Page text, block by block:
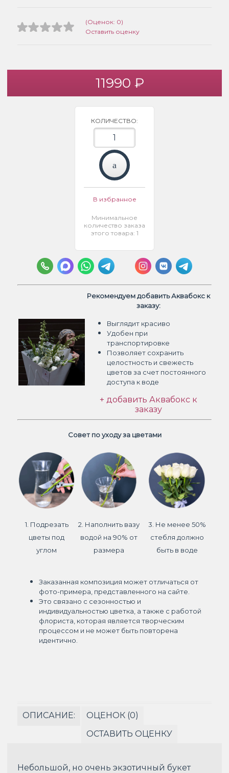
(Оценок: 0)
Оставить оценку
11990 ₽
КОЛИЧЕСТВО:
В избранное
Минимальное
количество заказа
этого товара: 1
Рекомендуем добавить Аквабокс к
заказу:
Выглядит красиво
Удобен при
транспортировке
Позволяет сохранить
целостность и свежесть
цветов за счет постоянного
доступа к воде
+ добавить Аквабокс к
заказу
Совет по уходу за цветами
1. Подрезать
цветы под
углом
2. Наполнить вазу
водой на 90% от
размера
3. Не менее 50%
стебля должно
быть в воде
Заказанная композиция может отличаться от
фото-примера, представленного на сайте.
Это связано с сезонностью и
индивидуальностью цветка, а также с работой
флориста, которая является творческим
процессом и не может быть повторена
идентично.
ОПИСАНИЕ:
ОЦЕНОК (0)
ОСТАВИТЬ ОЦЕНКУ
Небольшой, но очень экзотичный букет